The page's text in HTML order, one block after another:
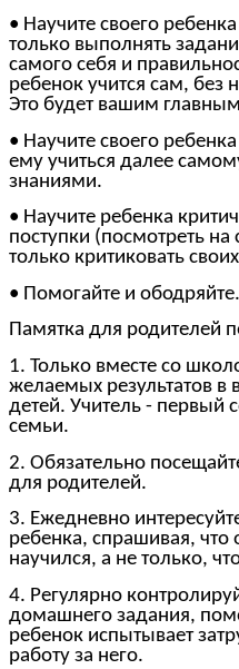
• Научите своего
только выполнять
самого себя и
ребенок учится сам,
Это будет вашим
• Научите своего
ему учиться далее
знаниями.
• Научите ребенка
поступки (посмотреть
только критиковать
• Помогайте и ободряйте.
Памятка для родителей
1. Только вместе со
желаемых результатов в
детей. Учитель - первый
семьи.
2. Обязательно
для родителей.
3. Ежедневно
ребенка, спрашивая, что
научился, а не только,
4. Регулярно
домашнего задания,
ребенок испытывает
работу за него.